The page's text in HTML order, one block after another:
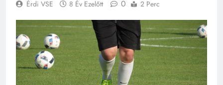
Érdi VSE 8 Év Ezelőtt 0 2 Perc